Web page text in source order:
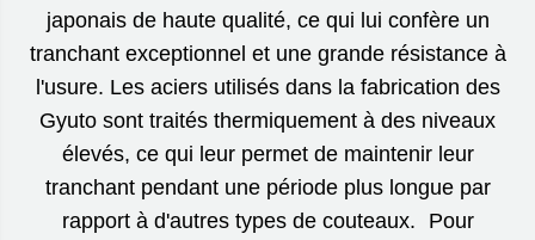
japonais de haute qualité, ce qui lui confère un
tranchant exceptionnel et une grande résistance à
l'usure. Les aciers utilisés dans la fabrication des
Gyuto sont traités thermiquement à des niveaux
élevés, ce qui leur permet de maintenir leur
tranchant pendant une période plus longue par
rapport à d'autres types de couteaux. Pour